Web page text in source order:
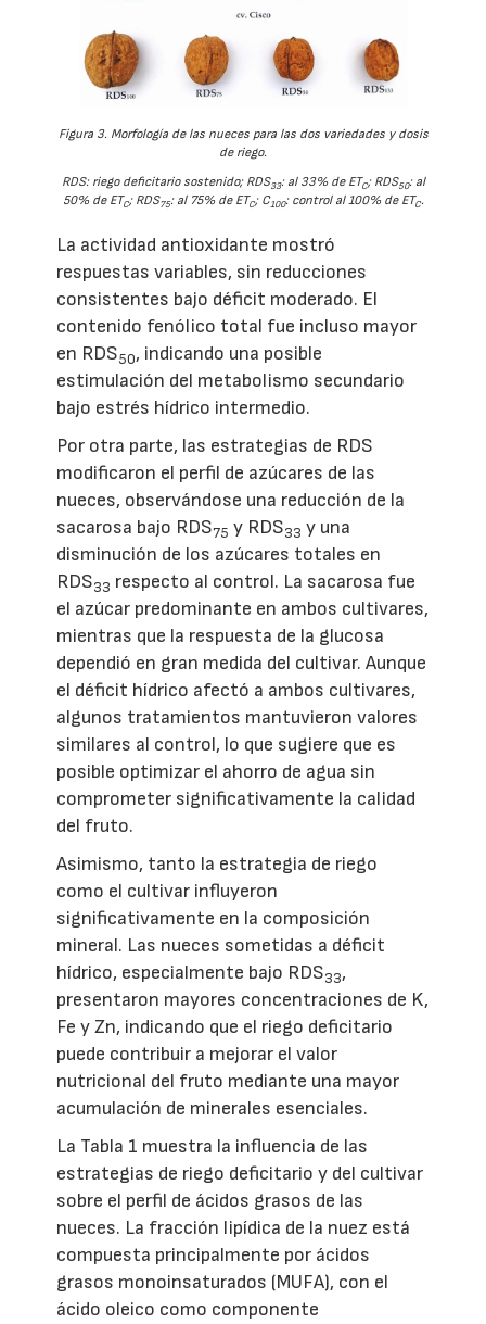
Figura 3. Morfología de las nueces para las dos variedades y dosis
de riego.
RDS: riego deficitario sostenido; RDS33: al 33% de ETC; RDS50: al
50% de ETC; RDS75: al 75% de ETC; C100: control al 100% de ETC.
La actividad antioxidante mostró
respuestas variables, sin reducciones
consistentes bajo déficit moderado. El
contenido fenólico total fue incluso mayor
en RDS50, indicando una posible
estimulación del metabolismo secundario
bajo estrés hídrico intermedio.
Por otra parte, las estrategias de RDS
modificaron el perfil de azúcares de las
nueces, observándose una reducción de la
sacarosa bajo RDS75 y RDS33 y una
disminución de los azúcares totales en
RDS33 respecto al control. La sacarosa fue
el azúcar predominante en ambos cultivares,
mientras que la respuesta de la glucosa
dependió en gran medida del cultivar. Aunque
el déficit hídrico afectó a ambos cultivares,
algunos tratamientos mantuvieron valores
similares al control, lo que sugiere que es
posible optimizar el ahorro de agua sin
comprometer significativamente la calidad
del fruto.
Asimismo, tanto la estrategia de riego
como el cultivar influyeron
significativamente en la composición
mineral. Las nueces sometidas a déficit
hídrico, especialmente bajo RDS33,
presentaron mayores concentraciones de K,
Fe y Zn, indicando que el riego deficitario
puede contribuir a mejorar el valor
nutricional del fruto mediante una mayor
acumulación de minerales esenciales.
La Tabla 1 muestra la influencia de las
estrategias de riego deficitario y del cultivar
sobre el perfil de ácidos grasos de las
nueces. La fracción lipídica de la nuez está
compuesta principalmente por ácidos
grasos monoinsaturados (MUFA), con el
ácido oleico como componente